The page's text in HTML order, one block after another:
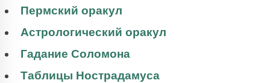
Пермский оракул
Астрологический оракул
Гадание Соломона
Таблицы Нострадамуса